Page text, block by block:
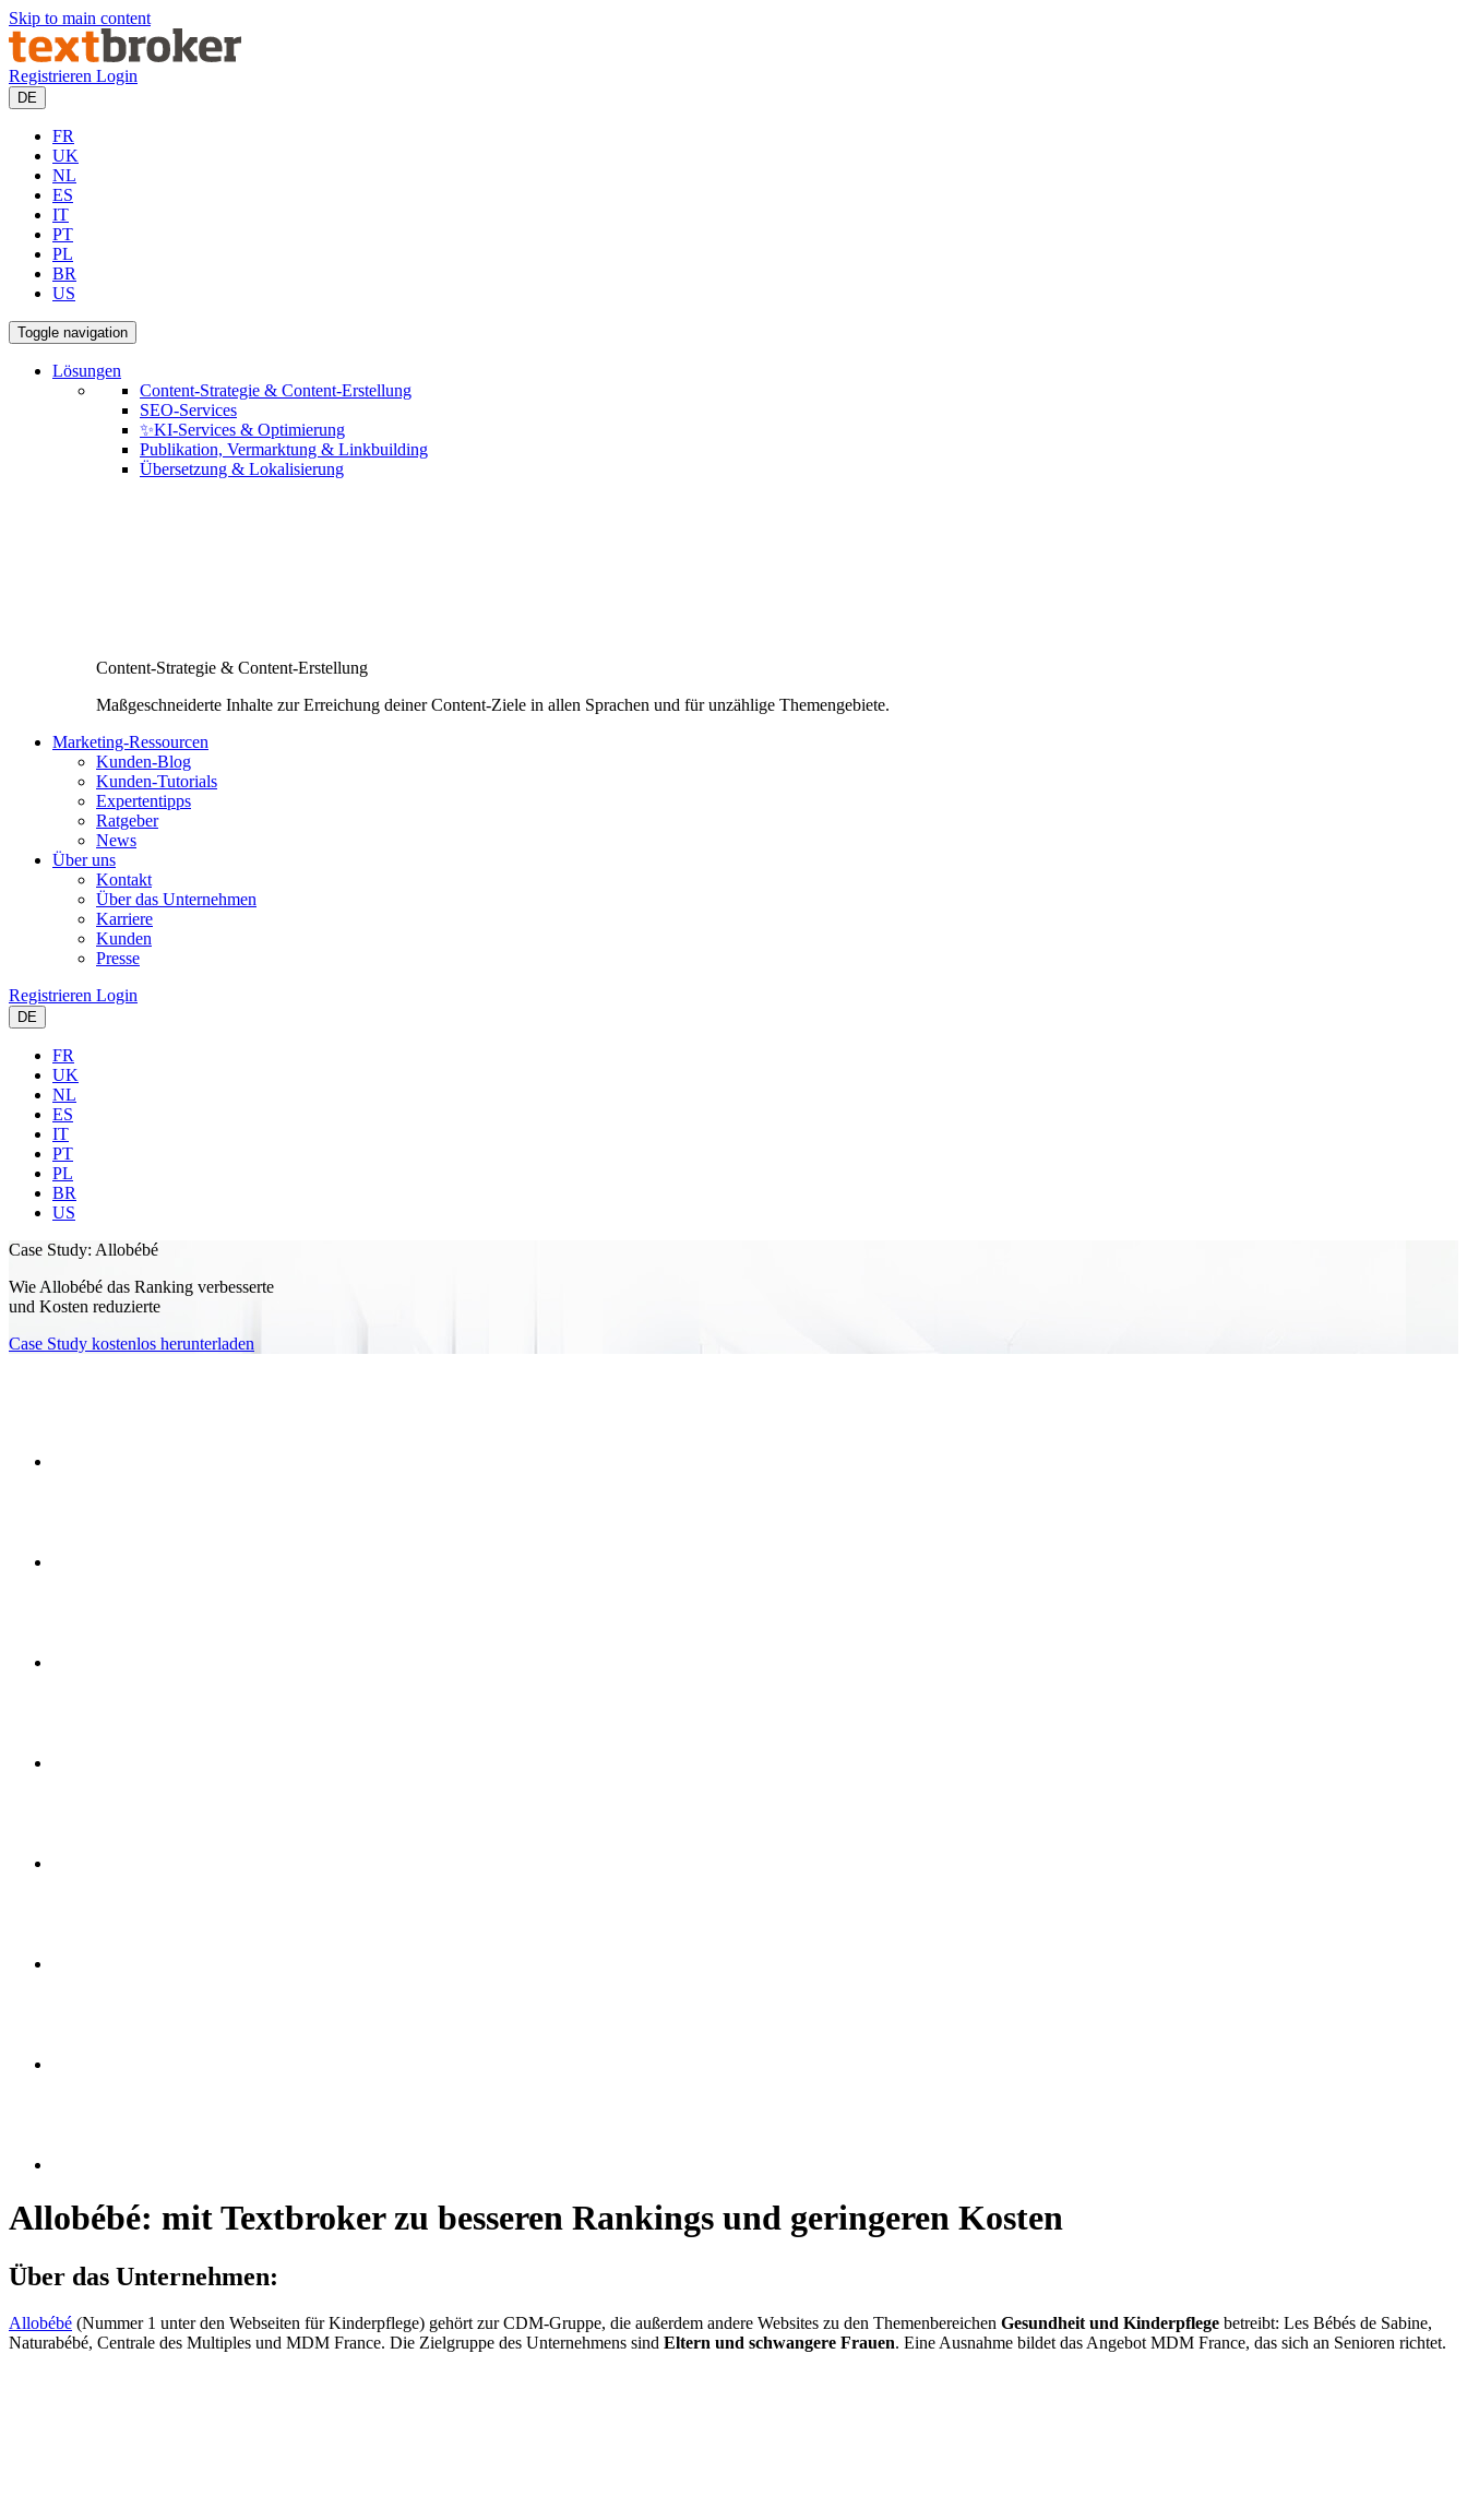
Skip to main content
Registrieren Login
DE
FR
UK
NL
ES
IT
PT
PL
BR
US
Toggle navigation
Lösungen
Content-Strategie & Content-Erstellung
SEO-Services
✨KI-Services & Optimierung
Publikation, Vermarktung & Linkbuilding
Übersetzung & Lokalisierung
Content-Strategie & Content-Erstellung
Maßgeschneiderte Inhalte zur Erreichung deiner Content-Ziele in allen Sprachen und für unzählige Themengebiete.
Marketing-Ressourcen
Kunden-Blog
Kunden-Tutorials
Expertentipps
Ratgeber
News
Über uns
Kontakt
Über das Unternehmen
Karriere
Kunden
Presse
Registrieren Login
DE
FR
UK
NL
ES
IT
PT
PL
BR
US
Case Study: Allobébé
Wie Allobébé das Ranking verbesserte
und Kosten reduzierte
Case Study kostenlos herunterladen
Allobébé: mit Textbroker zu besseren Rankings und geringeren Kosten
Über das Unternehmen:
Allobébé (Nummer 1 unter den Webseiten für Kinderpflege) gehört zur CDM-Gruppe, die außerdem andere Websites zu den Themenbereichen Gesundheit und Kinderpflege betreibt: Les Bébés de Sabine,
Naturabébé, Centrale des Multiples und MDM France. Die Zielgruppe des Unternehmens sind Eltern und schwangere Frauen. Eine Ausnahme bildet das Angebot MDM France, das sich an Senioren richtet.